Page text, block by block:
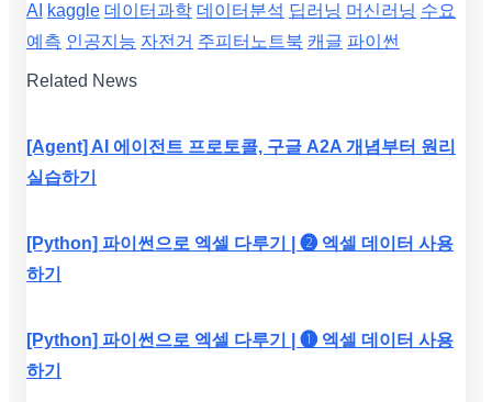
AI kaggle 데이터과학 데이터분석 딥러닝 머신러닝 수요
예측 인공지능 자전거 주피터노트북 캐글 파이썬
Related News
[Agent] AI 에이전트 프로토콜, 구글 A2A 개념부터 원리
실습하기
[Python] 파이썬으로 엑셀 다루기 | ❷ 엑셀 데이터 사용
하기
[Python] 파이썬으로 엑셀 다루기 | ❶ 엑셀 데이터 사용
하기